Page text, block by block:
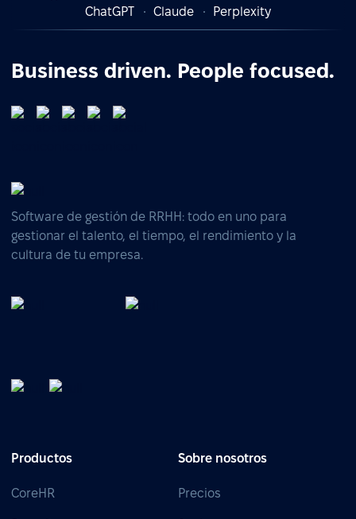
ChatGPT
Claude Perplexity
Business driven. People focused.
Software de gestión de RRHH: todo en uno para
gestionar el talento, el tiempo, el rendimiento y la
cultura de tu empresa.
Productos
CoreHR
Sobre nosotros
Precios